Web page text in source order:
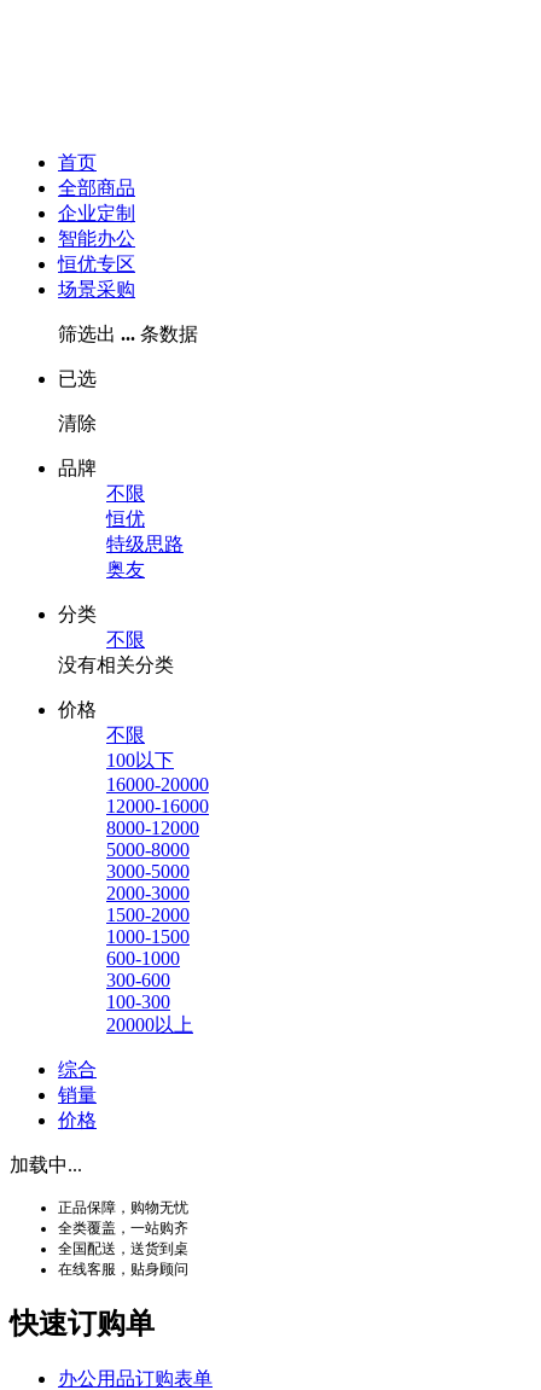
首页
全部商品
企业定制
智能办公
恒优专区
场景采购
筛选出 ... 条数据
已选
清除
品牌
不限
恒优
特级思路
奥友
分类
不限
没有相关分类
价格
不限
100以下
16000-20000
12000-16000
8000-12000
5000-8000
3000-5000
2000-3000
1500-2000
1000-1500
600-1000
300-600
100-300
20000以上
综合
销量
价格
加载中...
正品保障，购物无忧
全类覆盖，一站购齐
全国配送，送货到桌
在线客服，贴身顾问
快速订购单
办公用品订购表单